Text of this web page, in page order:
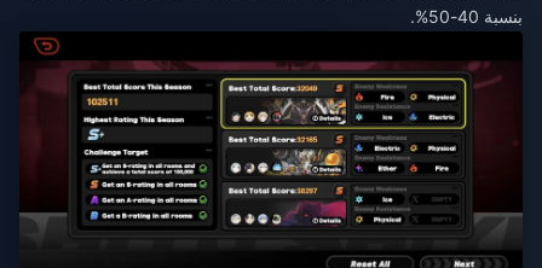
بنسبة 40-50%.